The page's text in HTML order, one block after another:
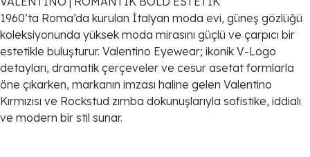
1960’ta Roma’da kurulan İtalyan moda evi, güneş gözlüğü
koleksiyonunda yüksek moda mirasını güçlü ve çarpıcı bir
estetikle buluşturur. Valentino Eyewear; ikonik V-Logo
detayları, dramatik çerçeveler ve cesur asetat formlarla
öne çıkarken, markanın imzası haline gelen Valentino
Kırmızısı ve Rockstud zımba dokunuşlarıyla sofistike, iddialı
ve modern bir stil sunar.